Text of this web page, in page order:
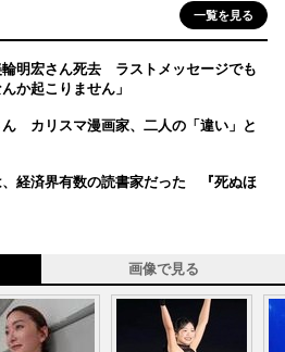
一覧を見る
明宏さん死去 ラストメッセージでも
か起こりません」
カリスマ漫画家、二人の「違い」と
経済界有数の読書家だった 『死ぬほ
画像で見る